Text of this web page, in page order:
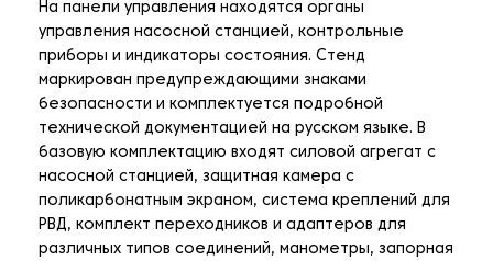
На панели управления находятся органы
управления насосной станцией, контрольные
приборы и индикаторы состояния. Стенд
маркирован предупреждающими знаками
безопасности и комплектуется подробной
технической документацией на русском языке. В
базовую комплектацию входят силовой агрегат с
насосной станцией, защитная камера с
поликарбонатным экраном, система креплений для
РВД, комплект переходников и адаптеров для
различных типов соединений, манометры, запорная